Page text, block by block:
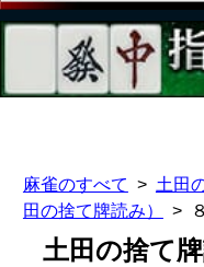
麻雀のすべて 土田
田の捨て牌読み）
土田の捨て